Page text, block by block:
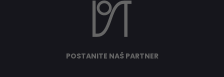
POSTANITE NAŠ PARTNER